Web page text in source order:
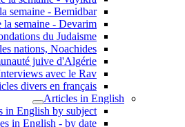
semaine - Bemidbar
la semaine - Devarim
du Judaisme
nations, Noachides
juive d'Algérie
avec le Rav
divers en français
Articles in English
in English by subject
in English - by date